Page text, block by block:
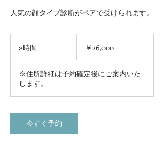
人気の顔タイプ診断がペアで受けられます。
2時間 ￥26,000
※住所詳細は予約確定後にご案内いた
します。
今すぐ予約